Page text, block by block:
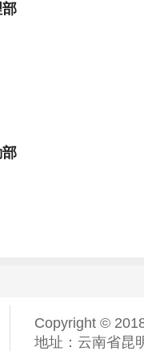
Copyright ©
地址：云南省昆